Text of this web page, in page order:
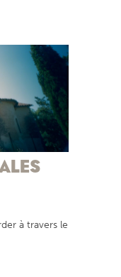
à travers le